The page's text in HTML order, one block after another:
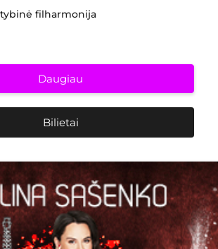
filharmonija
Daugiau
Bilietai